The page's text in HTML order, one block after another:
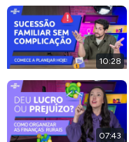
10:28
07:43